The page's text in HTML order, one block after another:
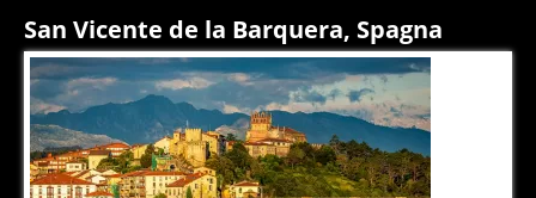
San Vicente de la Barquera, Spagna